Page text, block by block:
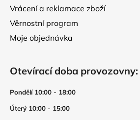
Vrácení a reklamace zboží
Věrnostní program
Moje objednávka
Otevírací doba provozovny:
Pondělí 10:00 - 18:00
Úterý 10:00 - 15:00